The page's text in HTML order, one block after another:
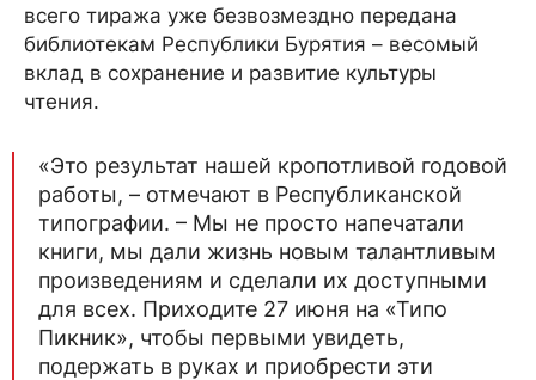
всего тиража уже безвозмездно передана
библиотекам Республики Бурятия – весомый
вклад в сохранение и развитие культуры
чтения.
«Это результат нашей кропотливой годовой
работы, – отмечают в Республиканской
типографии. – Мы не просто напечатали
книги, мы дали жизнь новым талантливым
произведениям и сделали их доступными
для всех. Приходите 27 июня на «Типо
Пикник», чтобы первыми увидеть,
подержать в руках и приобрести эти